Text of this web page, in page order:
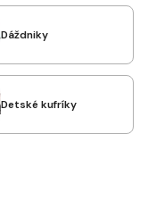
Dáždniky
Detské kufríky